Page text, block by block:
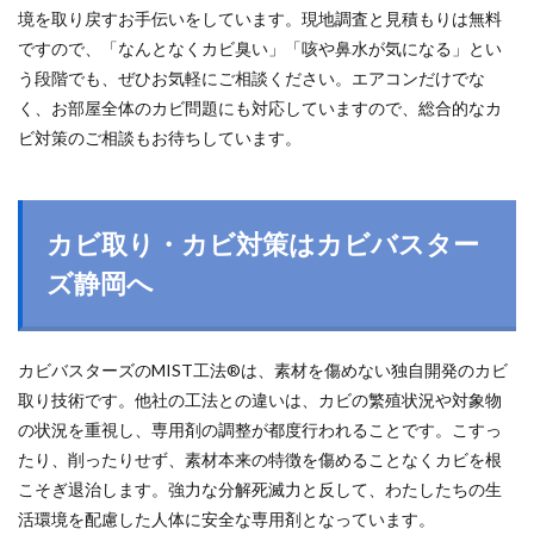
境を取り戻すお手伝いをしています。現地調査と見積もりは無料
ですので、「なんとなくカビ臭い」「咳や鼻水が気になる」とい
う段階でも、ぜひお気軽にご相談ください。エアコンだけでな
く、お部屋全体のカビ問題にも対応していますので、総合的なカ
ビ対策のご相談もお待ちしています。
カビ取り・カビ対策はカビバスター
ズ静岡へ
カビバスターズのMIST工法®は、素材を傷めない独自開発のカビ
取り技術です。他社の工法との違いは、カビの繁殖状況や対象物
の状況を重視し、専用剤の調整が都度行われることです。こすっ
たり、削ったりせず、素材本来の特徴を傷めることなくカビを根
こそぎ退治します。強力な分解死滅力と反して、わたしたちの生
活環境を配慮した人体に安全な専用剤となっています。